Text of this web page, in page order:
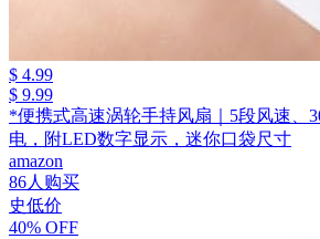
$ 4.99
$ 9.99
*便携式高速涡轮手持风扇｜5段风速、
电，附LED数字显示，迷你口袋尺寸
amazon
86人购买
史低价
40% OFF